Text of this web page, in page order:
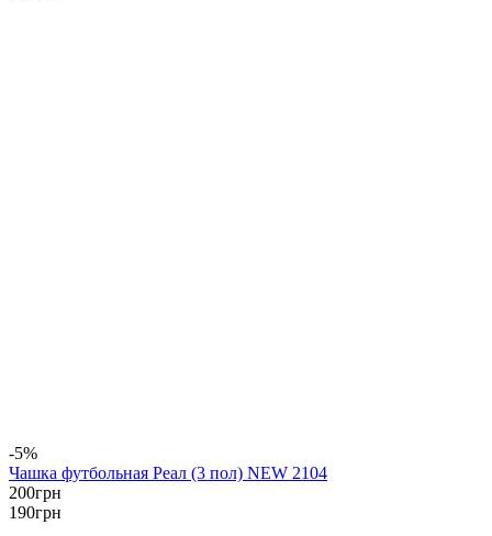
-5%
Чашка футбольная Реал (3 пол) NEW 2104
200грн
190грн